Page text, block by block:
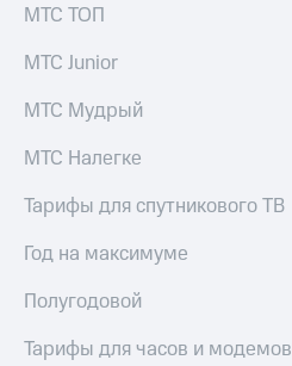
МТС ТОП
МТС Junior
МТС Мудрый
МТС Налегке
Тарифы для спутникового ТВ
Год на максимуме
Полугодовой
Тарифы для часов и модемов